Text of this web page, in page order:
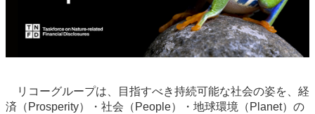
リコーグループは、目指すべき持続可能な社会の姿を、経
済（Prosperity）・社会（People）・地球環境（Planet）の